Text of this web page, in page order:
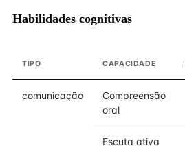
Habilidades cognitivas
TIPO CAPACIDADE
comunicação
Compreensão
oral
Escuta ativa